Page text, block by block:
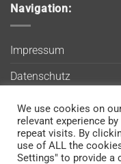
Navigation:
Impressum
Datenschutz
AGB
Blog
Kontakt
We use cookies on
relevant experience
repeat visits. By
use of ALL the
Settings" to provide a
Wir verwenden
unserer Website die
Sie diese Website